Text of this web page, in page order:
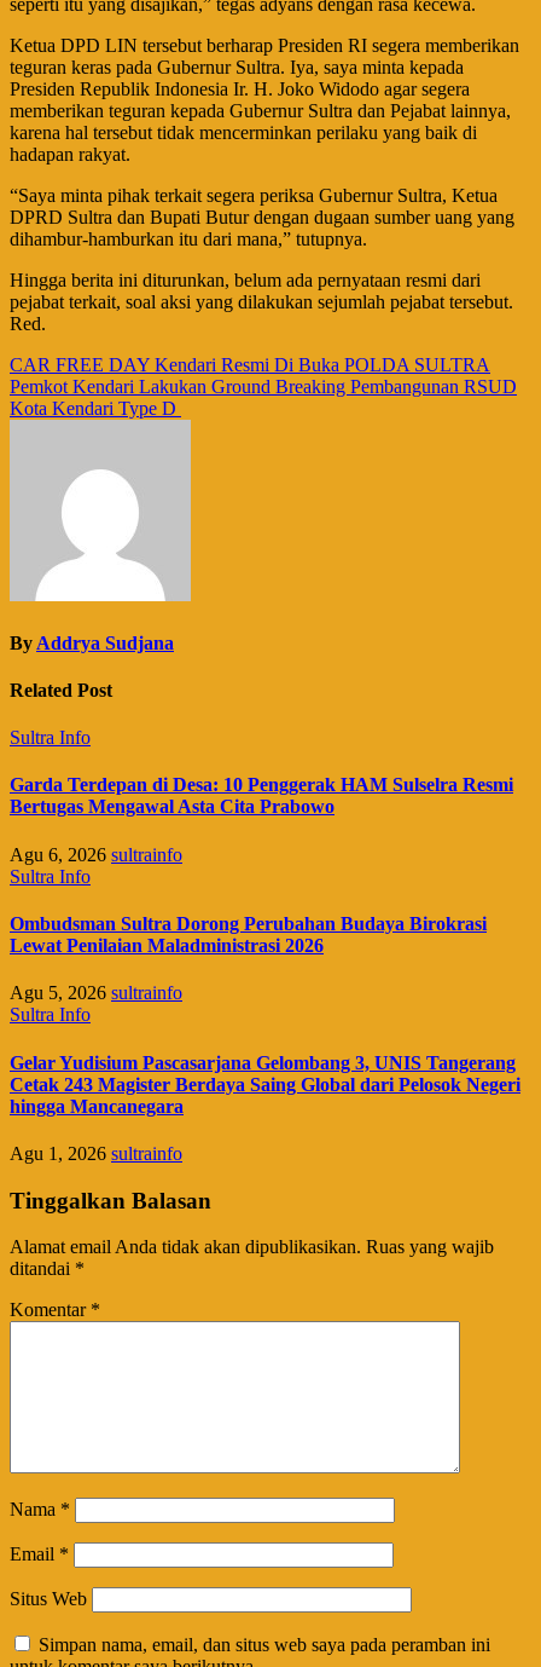
seperti itu yang disajikan,” tegas adyans dengan rasa kecewa.
Ketua DPD LIN tersebut berharap Presiden RI segera memberikan
teguran keras pada Gubernur Sultra. Iya, saya minta kepada
Presiden Republik Indonesia Ir. H. Joko Widodo agar segera
memberikan teguran kepada Gubernur Sultra dan Pejabat lainnya,
karena hal tersebut tidak mencerminkan perilaku yang baik di
hadapan rakyat.
“Saya minta pihak terkait segera periksa Gubernur Sultra, Ketua
DPRD Sultra dan Bupati Butur dengan dugaan sumber uang yang
dihambur-hamburkan itu dari mana,” tutupnya.
Hingga berita ini diturunkan, belum ada pernyataan resmi dari
pejabat terkait, soal aksi yang dilakukan sejumlah pejabat tersebut.
Red.
Navigasi
pos
CAR FREE DAY Kendari Resmi Di Buka POLDA SULTRA
Pemkot Kendari Lakukan Ground Breaking Pembangunan RSUD
Kota Kendari Type D
By Addrya Sudjana
Related Post
Sultra Info
Garda Terdepan di Desa: 10 Penggerak HAM Sulselra Resmi
Bertugas Mengawal Asta Cita Prabowo
Agu 6, 2026 sultrainfo
Sultra Info
Ombudsman Sultra Dorong Perubahan Budaya Birokrasi
Lewat Penilaian Maladministrasi 2026
Agu 5, 2026 sultrainfo
Sultra Info
Gelar Yudisium Pascasarjana Gelombang 3, UNIS Tangerang
Cetak 243 Magister Berdaya Saing Global dari Pelosok Negeri
hingga Mancanegara
Agu 1, 2026 sultrainfo
Tinggalkan Balasan
Alamat email Anda tidak akan dipublikasikan. Ruas yang wajib
ditandai *
Komentar *
Nama *
Email *
Situs Web
Simpan nama, email, dan situs web saya pada peramban ini